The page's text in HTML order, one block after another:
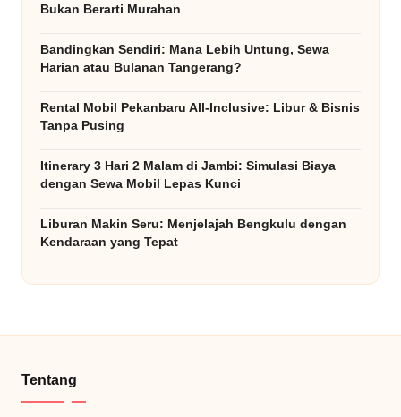
Bukan Berarti Murahan
Bandingkan Sendiri: Mana Lebih Untung, Sewa
Harian atau Bulanan Tangerang?
Rental Mobil Pekanbaru All-Inclusive: Libur & Bisnis
Tanpa Pusing
Itinerary 3 Hari 2 Malam di Jambi: Simulasi Biaya
dengan Sewa Mobil Lepas Kunci
Liburan Makin Seru: Menjelajah Bengkulu dengan
Kendaraan yang Tepat
Tentang